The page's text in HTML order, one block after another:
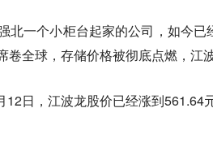
北一个小柜台起家的公司，如今已
卷全球，存储价格被彻底点燃，江
12日，江波龙股价已经涨到